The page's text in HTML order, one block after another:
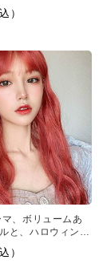
）
、ボリュームあ
と、ハロウィン
るカラーです。
）